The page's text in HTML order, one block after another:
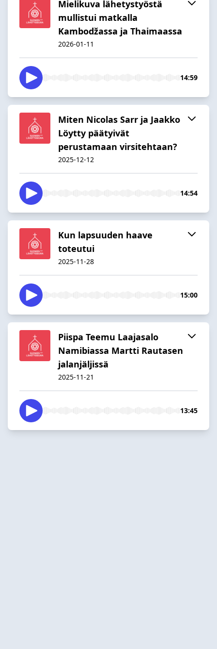
Mielikuva lähetystyöstä
mullistui matkalla
Kambodžassa ja Thaimaassa
2026-01-11
14:59
Miten Nicolas Sarr ja Jaakko
Löytty päätyivät
perustamaan virsitehtaan?
2025-12-12
14:54
Kun lapsuuden haave
toteutui
2025-11-28
15:00
Piispa Teemu Laajasalo
Namibiassa Martti Rautasen
jalanjäljissä
2025-11-21
13:45